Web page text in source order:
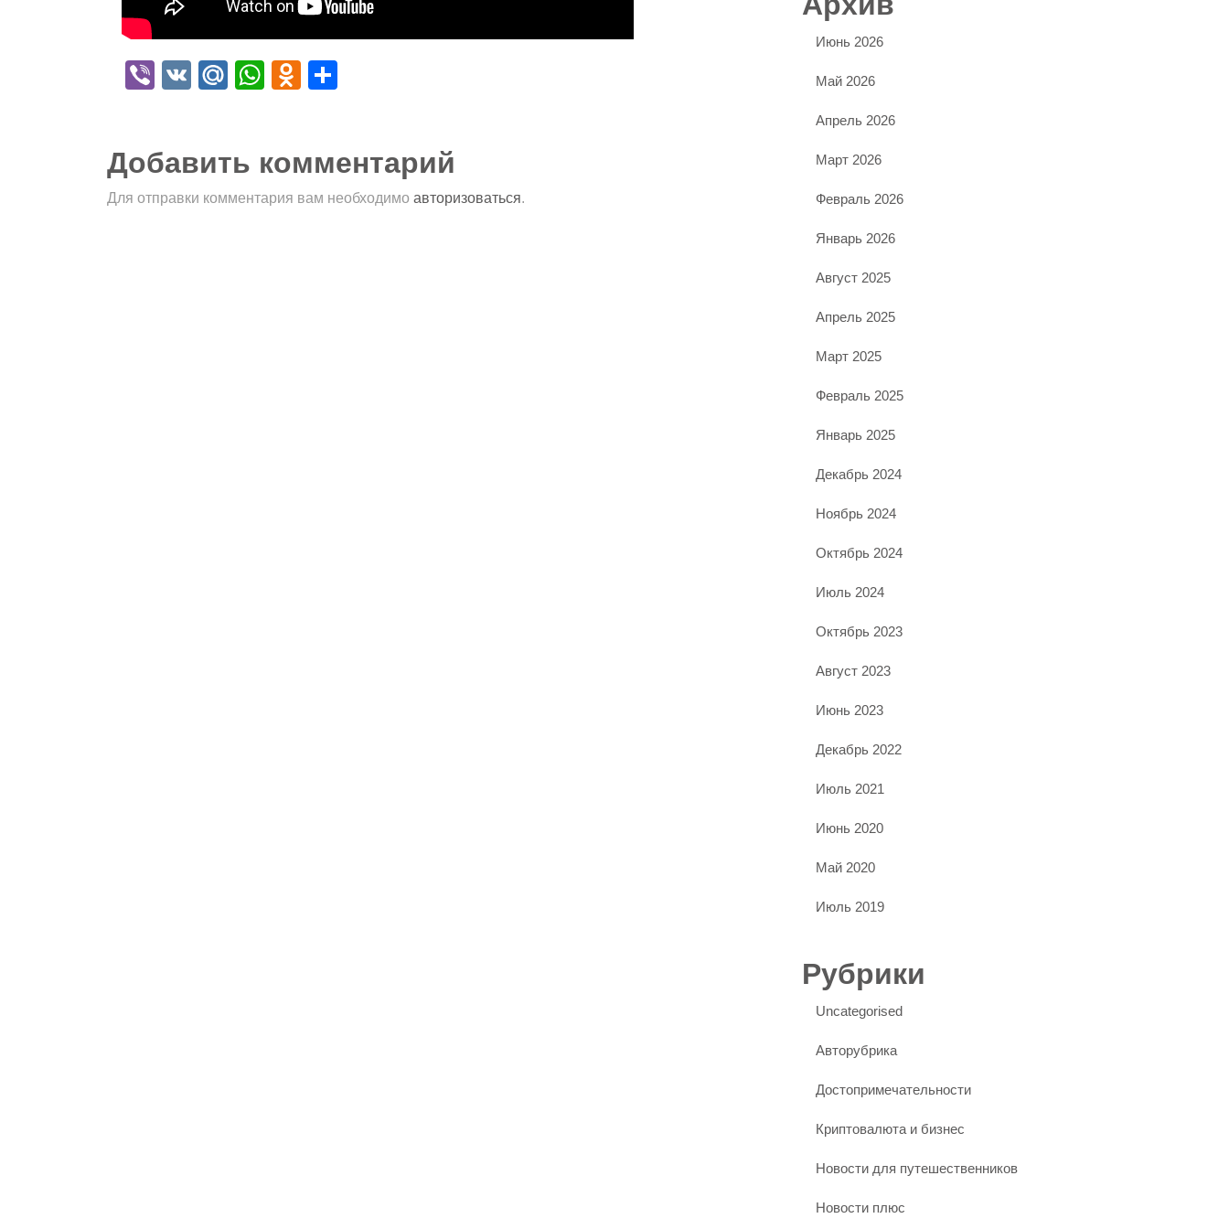
Viber
VK Mail.Ru
WhatsApp
Odnoklassniki
Добавить комментарий
Для отправки комментария вам необходимо авторизоваться.
Июнь 2026
Май 2026
Апрель 2026
Март 2026
Февраль 2026
Январь 2026
Август 2025
Апрель 2025
Март 2025
Февраль 2025
Январь 2025
Декабрь 2024
Ноябрь 2024
Октябрь 2024
Июль 2024
Октябрь 2023
Август 2023
Июнь 2023
Декабрь 2022
Июль 2021
Июнь 2020
Май 2020
Июль 2019
Рубрики
Uncategorised
Авторубрика
Достопримечательности
Криптовалюта и бизнес
Новости для путешественников
Новости плюс